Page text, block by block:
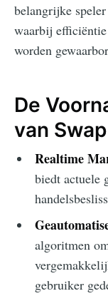
belangrijke
waarbij
worden
De
van
Realtime
biedt actuele
algoritmen
gebruiker